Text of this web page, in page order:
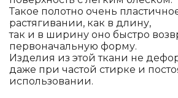
Такое полотно очень
растягивании, как в длину,
так и в ширину оно быстро
первоначальную форму.
Изделия из этой ткани не
даже при частой стирке и
использовании.